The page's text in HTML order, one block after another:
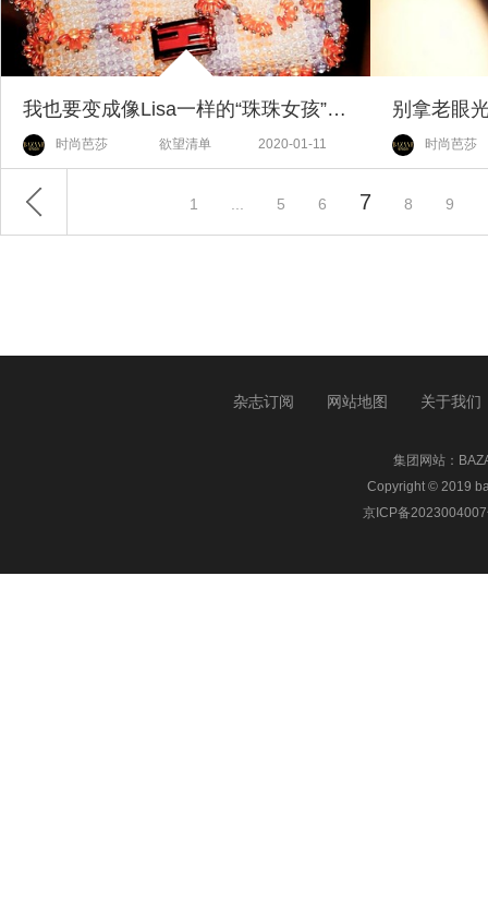
我也要变成像Lisa一样的“珠珠女孩”【当红新手袋】
时尚芭莎 欲望清单 2020-01-11 时尚芭莎
1 5 6 7 8 9
杂志订阅 网站地图 关于我们
集团网站：
Copyright © 2019
京ICP备